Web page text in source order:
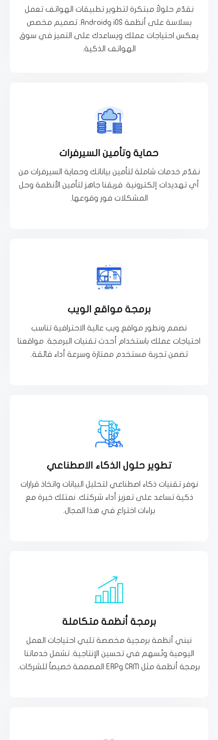
نقدّم حلولاً مبتكرة لتطوير تطبيقات الهواتف تعمل
بسلاسة على أنظمة iOS وAndroid. تصميم مخصص
يعكس احتياجات عملك ويساعدك على التميز في سوق
الهواتف الذكية.
برمجة تطبيقات الهواتف
انطلق بتطبيق هاتف يعكس رؤيتك ويقدم تجربة مميزة
لعملائك. سواء كنت تبحث عن تطبيق بسيط لعرض
خدماتك أو منصة متكاملة تحقق تواصلاً فعالاً مع
حماية وتأمين السيرفرات
نقدّم خدمات شاملة لتأمين بياناتك وحماية السيرفرات من
أي تهديدات إلكترونية. فريقنا جاهز لتأمين الأنظمة وحل
المشكلات فور وقوعها.
حماية وتأمين السيرفرات
لا تترك أمان بياناتك للمصادفة! فريقنا المتخصص يقدم لك
الحماية القصوى لسيرفراتك وأنظمتك،
تعرف اكثر
برمجة مواقع الويب
نصمم ونطور مواقع ويب عالية الاحترافية تناسب
احتياجات عملك باستخدام أحدث تقنيات البرمجة. مواقعنا
تضمن تجربة مستخدم ممتازة وسرعة أداء فائقة.
برمجة مواقع الويب
اجعل موقعك الإلكتروني وجهتك الرقمية الأولى
لعملائك! مع تصميم مخصص يعكس هوية علامتك
التجارية وأحدث تقنيات التطوير
تعرف اكثر
تطوير حلول الذكاء الاصطناعي
نوفر تقنيات ذكاء اصطناعي لتحليل البيانات واتخاذ قرارات
ذكية تساعد على تعزيز أداء شركتك. نمتلك خبرة مع
براءات اختراع في هذا المجال.
تطوير حلول الذكاء الاصطناعي
اجعل الذكاء الاصطناعي شريكاً لنجاحك! نحن نوفر لك
حلولاً مبتكرة لتحليل البيانات بطرق ذكية، مما يتيح لك
اتخاذ قرارات استراتيجية دقيقة
تعرف اكثر
برمجة أنظمة متكاملة
نبني أنظمة برمجية مخصصة تلبي احتياجات العمل
اليومية وتُسهم في تحسين الإنتاجية. تشمل خدماتنا
برمجة أنظمة مثل CRM وERP المصممة خصيصاً للشركات.برمجة أنظمة متكاملة
سواء كنت تبحث عن إدارة فعّالة للموارد أو نظام ذكي
لتحليل الأداء، نحن نقدم حلولاً متكاملة تناسب متطلبات
عملك.
تعرف اكثر